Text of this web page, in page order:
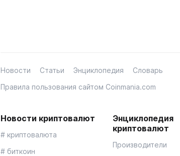
Новости Статьи Энциклопедия
Словарь
Правила пользования сайтом Coinmania.com
Новости криптовалют
# криптовалюта
# биткоин
Энциклопедия
криптовалют
Производители